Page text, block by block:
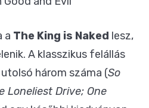
a The King is Naked lesz,
A klasszikus felállás
három száma (So
Loneliest Drive; One